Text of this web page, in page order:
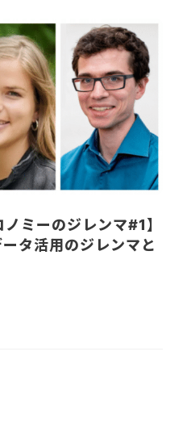
ミーのジレンマ#1】
タ活用のジレンマと